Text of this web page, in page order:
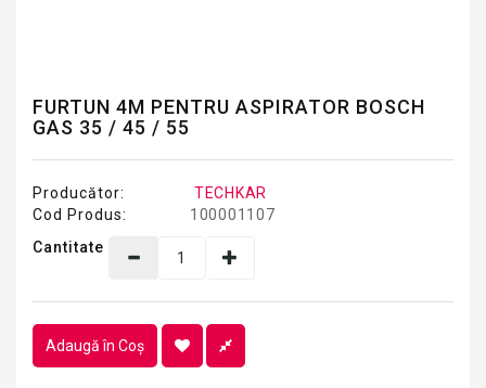
FURTUN 4M PENTRU ASPIRATOR BOSCH
GAS 35 / 45 / 55
Producător:
TECHKAR
Cod Produs:
100001107
Cantitate
Adaugă în Coş